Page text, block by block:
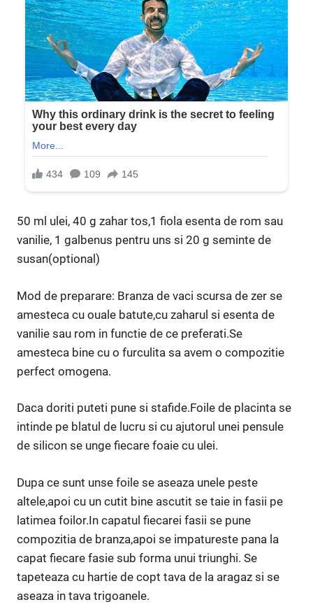
50 ml ulei, 40 g zahar tos,1 fiola esenta de rom sau
vanilie, 1 galbenus pentru uns si 20 g seminte de
susan(optional)
Mod de preparare: Branza de vaci scursa de zer se
amesteca cu ouale batute,cu zaharul si esenta de
vanilie sau rom in functie de ce preferati.Se
amesteca bine cu o furculita sa avem o compozitie
perfect omogena.
Daca doriti puteti pune si stafide.Foile de placinta se
intinde pe blatul de lucru si cu ajutorul unei pensule
de silicon se unge fiecare foaie cu ulei.
Dupa ce sunt unse foile se aseaza unele peste
altele,apoi cu un cutit bine ascutit se taie in fasii pe
latimea foilor.In capatul fiecarei fasii se pune
compozitia de branza,apoi se impatureste pana la
capat fiecare fasie sub forma unui triunghi. Se
tapeteaza cu hartie de copt tava de la aragaz si se
aseaza in tava trigoanele.